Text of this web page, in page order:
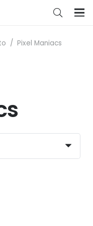
/ Pixel Maniacs